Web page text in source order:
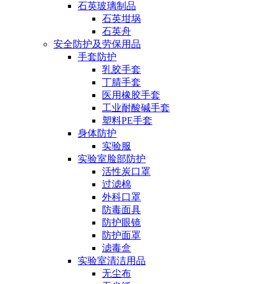
石英玻璃制品
石英坩埚
石英舟
安全防护及劳保用品
手套防护
乳胶手套
丁腈手套
医用橡胶手套
工业耐酸碱手套
塑料PE手套
身体防护
实验服
实验室脸部防护
活性炭口罩
过滤棉
外科口罩
防毒面具
防护眼镜
防护面罩
滤毒盒
实验室清洁用品
无尘布